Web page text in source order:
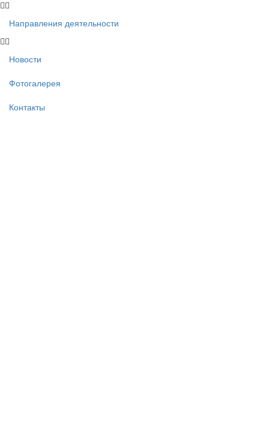
Направления деятельности
Новости
Фотогалерея
Контакты